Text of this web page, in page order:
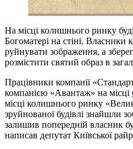
На місці колишнього ринку
Богоматері на стіні. Власники
руйнувати зображення, а
розмістити святий образ в
Працівники компанії
компанією «Авантаж» на місці
місці колишнього ринку
зруйнованої будівлі знайшли
залишив попередній власник
написав депутат Київської